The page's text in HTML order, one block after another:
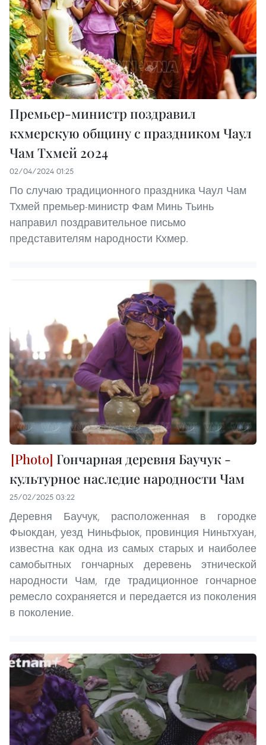
Премьер-министр поздравил
кхмерскую общину с праздником Чаул
Чам Тхмей 2024
02/04/2024 01:25
По случаю традиционного праздника Чаул Чам
Тхмей премьер-министр Фам Минь Тьинь
направил поздравительное письмо
представителям народности Кхмер.
Гончарная деревня Баучук -
культурное наследие народности Чам
25/02/2025 03:22
Деревня Баучук, расположенная в городке
Фыокдан, уезд Ниньфыок, провинция Ниньтхуан,
известна как одна из самых старых и наиболее
самобытных гончарных деревень этнической
народности Чам, где традиционное гончарное
ремесло сохраняется и передается из поколения
в поколение.